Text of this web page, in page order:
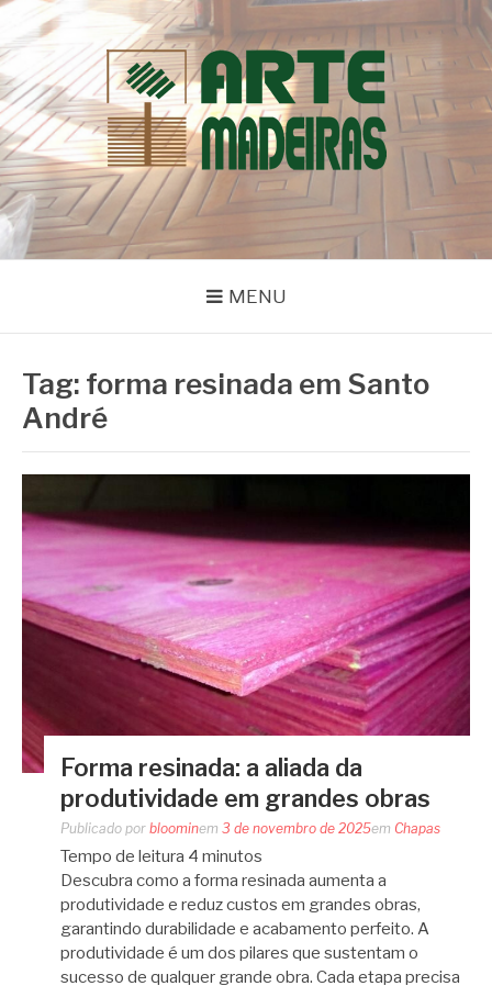
Pular
para
o
conteúdo
BLOG | ARTE
MADEIRAS
Dicas e Novidades sobre Madeiras
MENU
Tag: forma resinada em Santo
André
Forma resinada: a aliada da
produtividade em grandes obras
Publicado por bloominem 3 de novembro de 2025em Chapas
Tempo de leitura 4 minutos
Descubra como a forma resinada aumenta a
produtividade e reduz custos em grandes obras,
garantindo durabilidade e acabamento perfeito. A
produtividade é um dos pilares que sustentam o
sucesso de qualquer grande obra. Cada etapa precisa